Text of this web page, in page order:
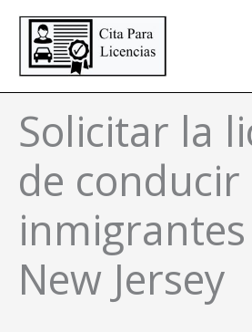
contenido
Solicitar la
de conducir
New Jersey